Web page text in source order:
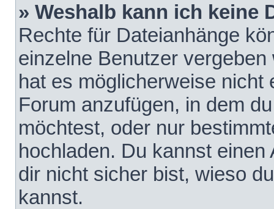
» Weshalb kann ich keine
Rechte für Dateianhänge
einzelne Benutzer
hat es möglicherweise nicht
Forum anzufügen, in dem
möchtest, oder nur
hochladen. Du kannst
dir nicht sicher bist, wieso
kannst.